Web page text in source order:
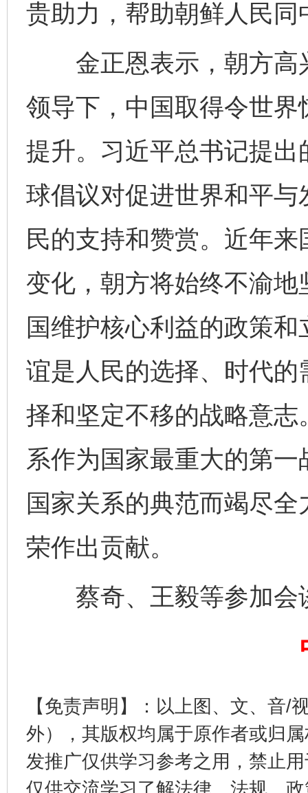
贵助力，帮助朝鲜人民
金正恩表示，朝方高
领导下，中国取得令世
提升。习近平总书记提
球倡议对促进世界和平
民的支持和赞赏。近年
变化，朝方将始终不渝
国维护核心利益的政策
谊是人民的选择、时代
择和坚定不移的战略意
系作为国家最重大的第
国家关系的典范而竭尽
荣作出贡献。
蔡奇、王毅等参加会
【免责声明】：以上图、文、音/
外），其版权均属于原作者或归
发推广仅供学习参考之用，禁止
仅供交流学习了解法律、法规、
东山县通报“牛蛙产品抗生素超标问题”
千年窑火 生生不息
揭开“小金库”的免责幌子